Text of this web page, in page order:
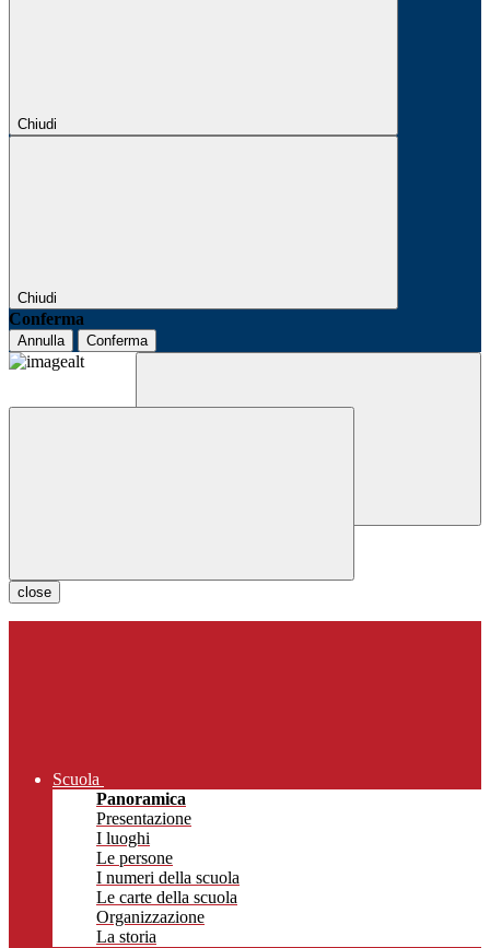
Chiudi
Chiudi
Conferma
Annulla Conferma
close
Scuola
Panoramica
Presentazione
I luoghi
Le persone
I numeri della scuola
Le carte della scuola
Organizzazione
La storia